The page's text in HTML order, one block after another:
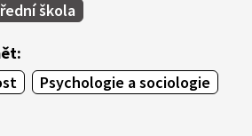
škola
Psychologie a sociologie